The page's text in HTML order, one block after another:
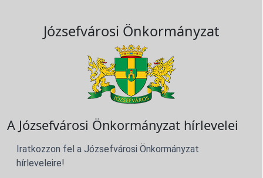
Józsefvárosi Önkormányzat
A Józsefvárosi Önkormányzat hírlevelei
Iratkozzon fel a Józsefvárosi Önkormányzat
hírleveleire!